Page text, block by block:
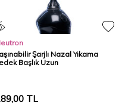
Şarjlı Nazal Yıkama
Başlık Uzun
TL